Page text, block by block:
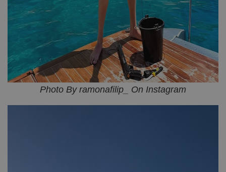
Photo By ramonafilip_ On Instagram